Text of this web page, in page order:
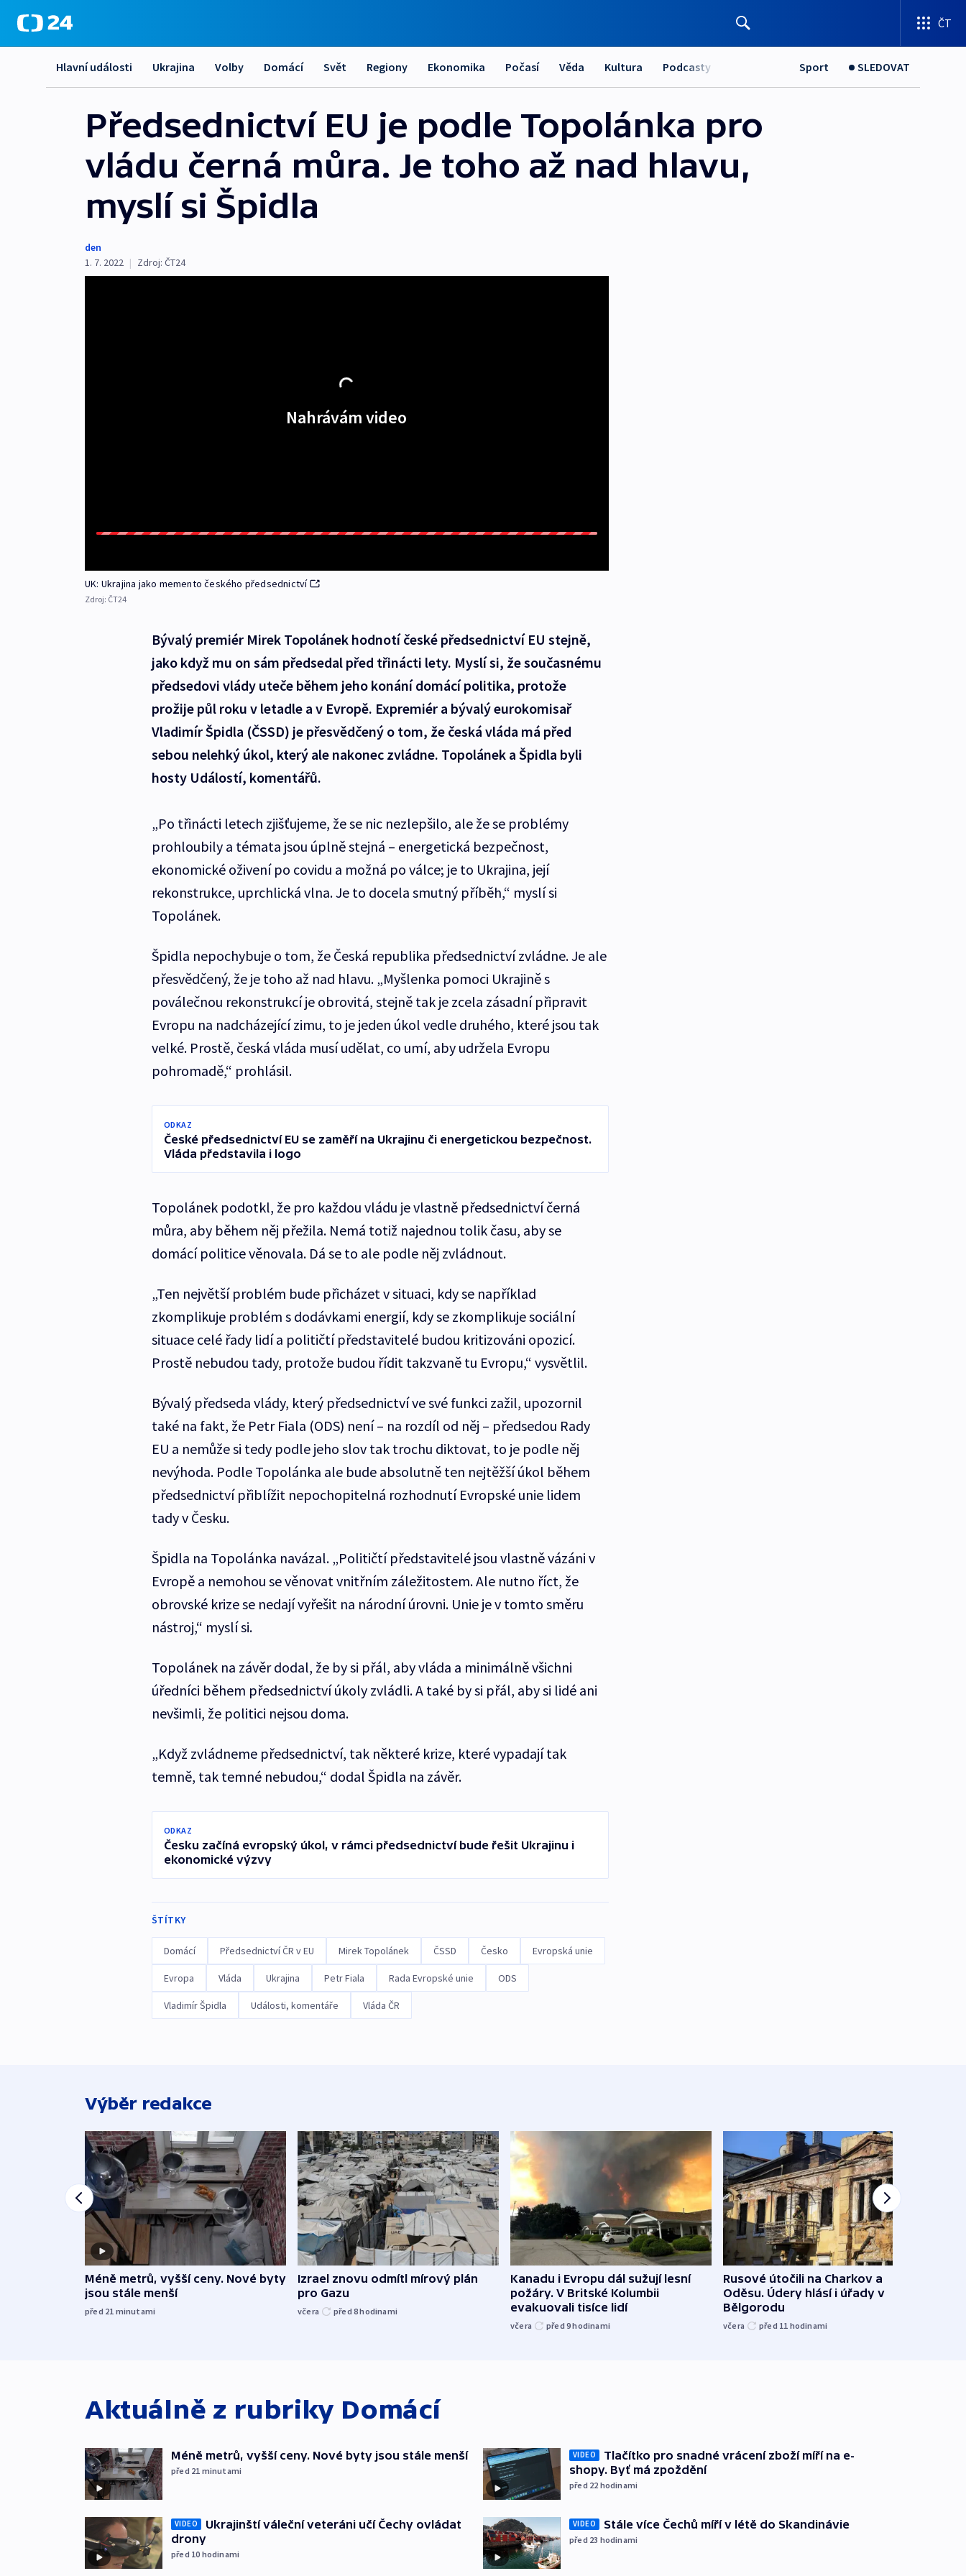
ČT
Hlavní události Ukrajina Volby Domácí Svět Regiony Ekonomika Počasí Věda Kultura Podcasty Sport SLEDOVAT
Předsednictví EU je podle Topolánka pro
vládu černá můra. Je toho až nad hlavu,
myslí si Špidla
den
1. 7. 2022 | Zdroj: ČT24
Nahrávám video
UK: Ukrajina jako memento českého předsednictví
Zdroj: ČT24
Bývalý premiér Mirek Topolánek hodnotí české předsednictví EU stejně,
jako když mu on sám předsedal před třinácti lety. Myslí si, že současnému
předsedovi vlády uteče během jeho konání domácí politika, protože
prožije půl roku v letadle a v Evropě. Expremiér a bývalý eurokomisař
Vladimír Špidla (ČSSD) je přesvědčený o tom, že česká vláda má před
sebou nelehký úkol, který ale nakonec zvládne. Topolánek a Špidla byli
hosty Událostí, komentářů.
„Po třinácti letech zjišťujeme, že se nic nezlepšilo, ale že se problémy
prohloubily a témata jsou úplně stejná – energetická bezpečnost,
ekonomické oživení po covidu a možná po válce; je to Ukrajina, její
rekonstrukce, uprchlická vlna. Je to docela smutný příběh,“ myslí si
Topolánek.
Špidla nepochybuje o tom, že Česká republika předsednictví zvládne. Je ale
přesvědčený, že je toho až nad hlavu. „Myšlenka pomoci Ukrajině s
poválečnou rekonstrukcí je obrovitá, stejně tak je zcela zásadní připravit
Evropu na nadcházející zimu, to je jeden úkol vedle druhého, které jsou tak
velké. Prostě, česká vláda musí udělat, co umí, aby udržela Evropu
pohromadě,“ prohlásil.
ODKAZ
České předsednictví EU se zaměří na Ukrajinu či energetickou bezpečnost.
Vláda představila i logo
Topolánek podotkl, že pro každou vládu je vlastně předsednictví černá
můra, aby během něj přežila. Nemá totiž najednou tolik času, aby se
domácí politice věnovala. Dá se to ale podle něj zvládnout.
„Ten největší problém bude přicházet v situaci, kdy se například
zkomplikuje problém s dodávkami energií, kdy se zkomplikuje sociální
situace celé řady lidí a političtí představitelé budou kritizováni opozicí.
Prostě nebudou tady, protože budou řídit takzvaně tu Evropu,“ vysvětlil.
Bývalý předseda vlády, který předsednictví ve své funkci zažil, upozornil
také na fakt, že Petr Fiala (ODS) není – na rozdíl od něj – předsedou Rady
EU a nemůže si tedy podle jeho slov tak trochu diktovat, to je podle něj
nevýhoda. Podle Topolánka ale bude absolutně ten nejtěžší úkol během
předsednictví přiblížit nepochopitelná rozhodnutí Evropské unie lidem
tady v Česku.
Špidla na Topolánka navázal. „Političtí představitelé jsou vlastně vázáni v
Evropě a nemohou se věnovat vnitřním záležitostem. Ale nutno říct, že
obrovské krize se nedají vyřešit na národní úrovni. Unie je v tomto směru
nástroj,“ myslí si.
Topolánek na závěr dodal, že by si přál, aby vláda a minimálně všichni
úředníci během předsednictví úkoly zvládli. A také by si přál, aby si lidé ani
nevšimli, že politici nejsou doma.
„Když zvládneme předsednictví, tak některé krize, které vypadají tak
temně, tak temné nebudou,“ dodal Špidla na závěr.
ODKAZ
Česku začíná evropský úkol, v rámci předsednictví bude řešit Ukrajinu i
ekonomické výzvy
ŠTÍTKY
Domácí Předsednictví ČR v EU Mirek Topolánek ČSSD Česko Evropská unie
Evropa Vláda Ukrajina Petr Fiala Rada Evropské unie ODS
Vladimír Špidla Události, komentáře Vláda ČR
Výběr redakce
Méně metrů, vyšší ceny. Nové byty
jsou stále menší
před 21 minutami
Izrael znovu odmítl mírový plán
pro Gazu
včera před 8hodinami
Kanadu i Evropu dál sužují lesní
požáry. V Britské Kolumbii
evakuovali tisíce lidí
včera před 9hodinami
Rusové útočili na Charkov a
Oděsu. Údery hlásí i úřady v
Bělgorodu
včera před 11 hodinami
Aktuálně z rubriky Domácí
Méně metrů, vyšší ceny. Nové byty jsou stále menší
před 21 minutami
VIDEO
Ukrajinští váleční veteráni učí Čechy ovládat
drony
před 10 hodinami
VIDEO
Tlačítko pro snadné vrácení zboží míří na e-
shopy. Byť má zpoždění
před 22 hodinami
VIDEO Stále více Čechů míří v létě do Skandinávie
před 23 hodinami